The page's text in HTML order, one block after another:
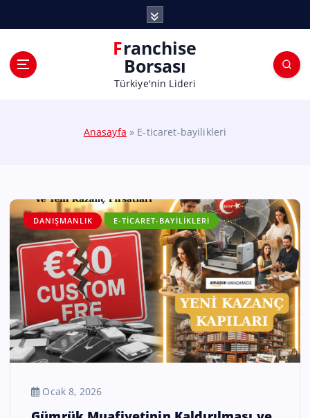
Franchise
Borsası
Türkiye'nin Lideri
Anasayfa » E-ticaret-bayilikleri
DANIŞMANLIK E-TICARET-BAYILIKLERI
Ocak 8, 2026